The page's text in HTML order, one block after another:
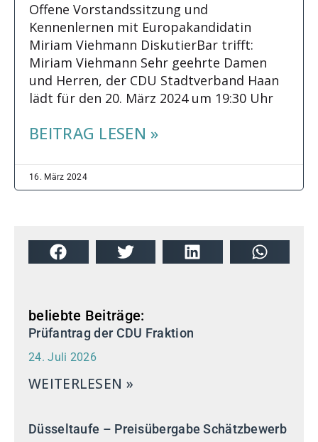
Offene Vorstandssitzung und
Kennenlernen mit Europakandidatin
Miriam Viehmann DiskutierBar trifft:
Miriam Viehmann Sehr geehrte Damen
und Herren, der CDU Stadtverband Haan
lädt für den 20. März 2024 um 19:30 Uhr
BEITRAG LESEN »
16. März 2024
beliebte Beiträge:
Prüfantrag der CDU Fraktion
24. Juli 2026
WEITERLESEN »
Düsseltaufe – Preisübergabe Schätzbewerb